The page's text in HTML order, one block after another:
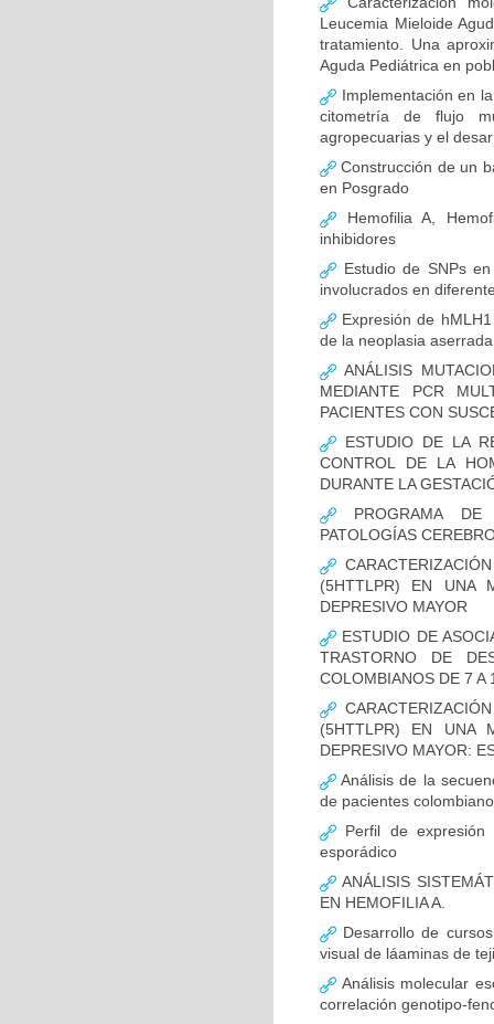
Leucemia Mieloide
tratamiento. Una
Aguda Pediátrica en
Implementación en
citometría de flujo
agropecuarias y el
Construcción de un
en Posgrado
Hemofilia A,
inhibidores
Estudio de SNPs
involucrados en
Expresión de
de la neoplasia
ANÁLISIS
MEDIANTE PCR
PACIENTES CON
ESTUDIO DE LA
CONTROL DE LA
DURANTE LA
PROGRAMA DE
PATOLOGÍAS
(5HTTLPR) EN UNA
DEPRESIVO MAYOR
ESTUDIO DE
TRASTORNO DE
COLOMBIANOS DE 7 A
(5HTTLPR) EN UNA
DEPRESIVO MAYOR:
Análisis de la
de pacientes
Perfil de expresión
esporádico
ANÁLISIS
EN HEMOFILIA A.
Desarrollo de
visual de láaminas de
Análisis molecular
correlación genotipo-